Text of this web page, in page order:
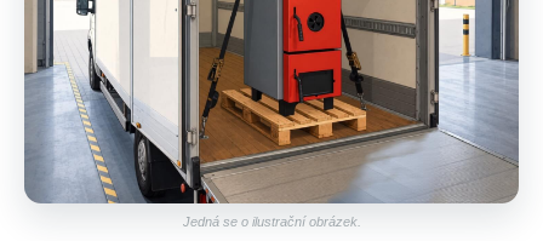
Jedná se o ilustrační obrázek.